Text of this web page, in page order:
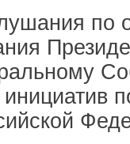
по
инициатив